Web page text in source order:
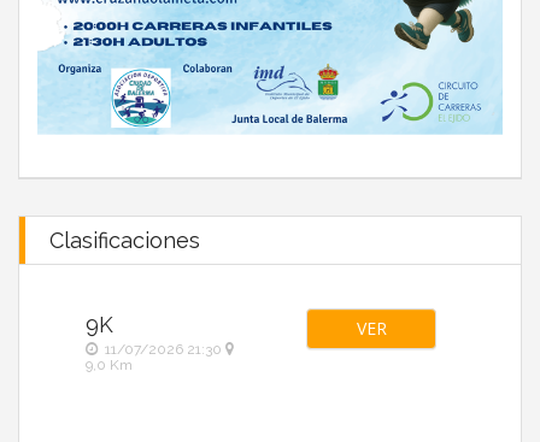
Clasificaciones
9K
11/07/2026 21:30
9,0 Km
VER